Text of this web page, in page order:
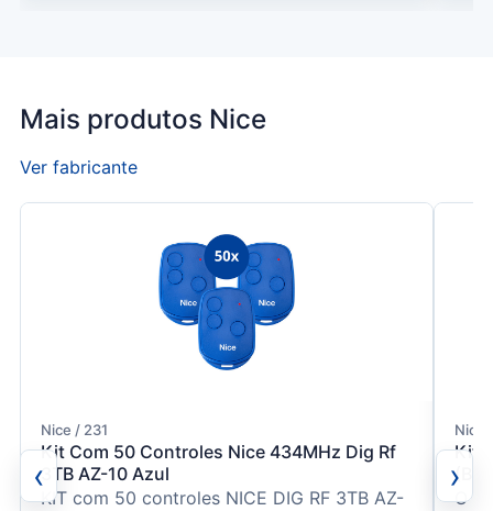
Mais produtos Nice
Ver fabricante
‹
Nice / 231
Kit Com 50 Controles Nice 434MHz Dig Rf
3TB AZ-10 Azul
KIT com 50 controles NICE DIG RF 3TB AZ-
Nice
Kit
O
›